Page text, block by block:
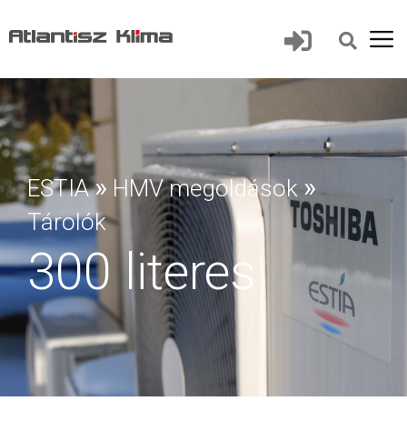
ESTIA » HMV megoldások »
Tárolók
300 literes